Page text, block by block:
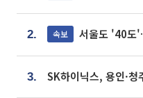
2. 속보 서울도 '40도
3.